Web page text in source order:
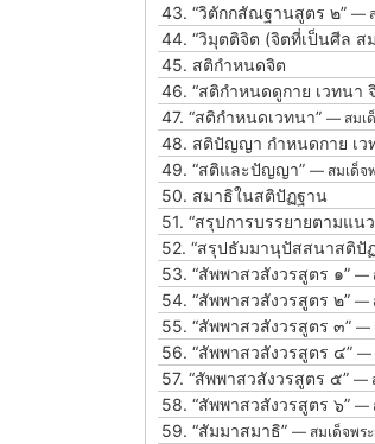
43. “วิตักกสัณฐานสูตร ๒” —
44. “วิมุตติจิต (จิตที่เป็นศีล
45. สติกำหนดจิต
46. “สติกำหนดดูกาย เวทนา
47. “สติกำหนดเวทนา” — สมเ
48. สติปัญญา กำหนดกาย เว
49. “สติและปัญญา” — สมเด็จ
50. สมาธิในสติปัฏฐาน
51. “สรุปการบรรยายตามแน
52. “สรุปธัมมานุปัสสนาสติปั
53. “สัพพาสวสังวรสูตร ๑” —
54. “สัพพาสวสังวรสูตร ๒” —
55. “สัพพาสวสังวรสูตร ๓” —
56. “สัพพาสวสังวรสูตร ๔” —
57. “สัพพาสวสังวรสูตร ๕” —
58. “สัพพาสวสังวรสูตร ๖” —
59. “สัมมาสมาธิ” — สมเด็จพร